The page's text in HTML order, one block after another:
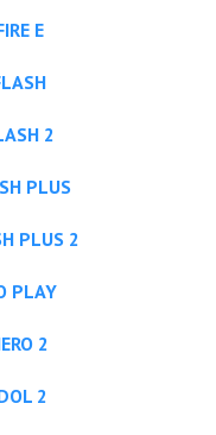
E
2
PLUS
PLUS 2
PLAY
2
2